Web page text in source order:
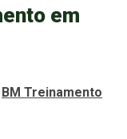
em
BM Treinamento